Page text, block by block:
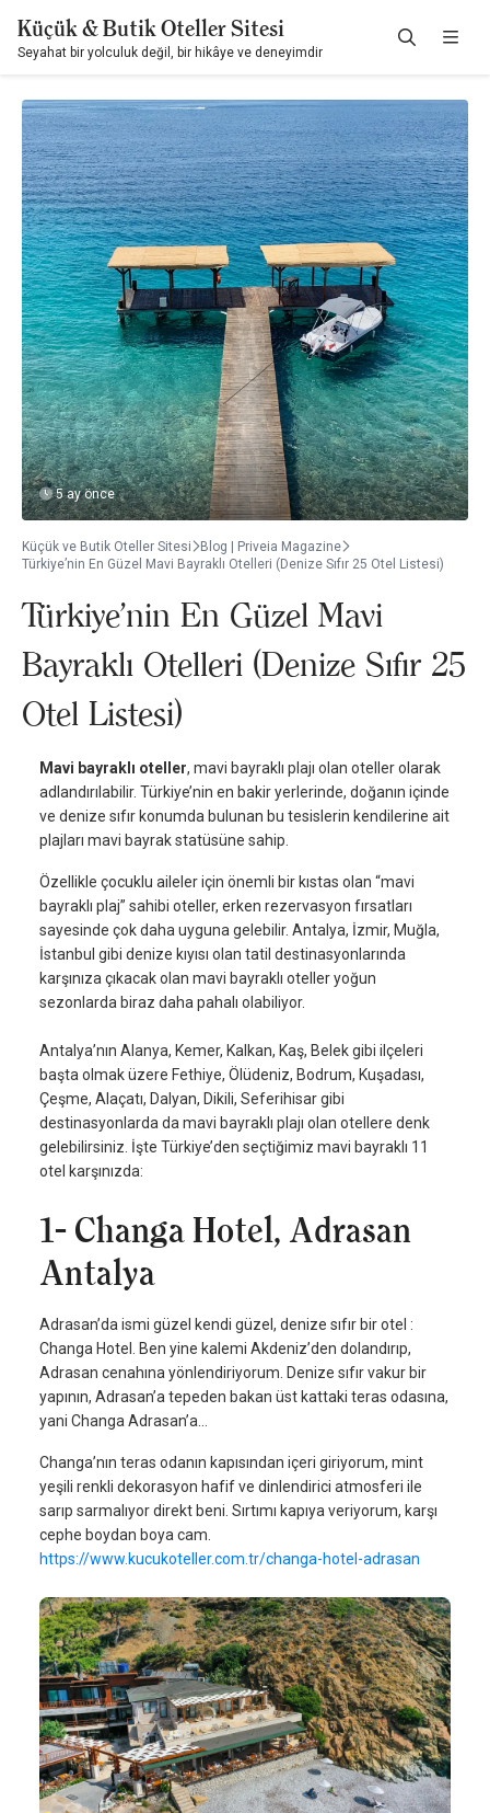
Küçük & Butik Oteller Sitesi
Seyahat bir yolculuk değil, bir hikâye ve deneyimdir
5 ay önce
Küçük ve Butik Oteller Sitesi
Blog | Priveia Magazine
Türkiye’nin En Güzel Mavi Bayraklı Otelleri (Denize Sıfır 25 Otel Listesi)
Türkiye’nin En Güzel Mavi
Bayraklı Otelleri (Denize Sıfır 25
Otel Listesi)
Mavi bayraklı oteller, mavi bayraklı plajı olan oteller olarak
adlandırılabilir. Türkiye’nin en bakir yerlerinde, doğanın içinde
ve denize sıfır konumda bulunan bu tesislerin kendilerine ait
plajları mavi bayrak statüsüne sahip.
Özellikle çocuklu aileler için önemli bir kıstas olan “mavi
bayraklı plaj” sahibi oteller, erken rezervasyon fırsatları
sayesinde çok daha uyguna gelebilir. Antalya, İzmir, Muğla,
İstanbul gibi denize kıyısı olan tatil destinasyonlarında
karşınıza çıkacak olan mavi bayraklı oteller yoğun
sezonlarda biraz daha pahalı olabiliyor.
Antalya’nın Alanya, Kemer, Kalkan, Kaş, Belek gibi ilçeleri
başta olmak üzere Fethiye, Ölüdeniz, Bodrum, Kuşadası,
Çeşme, Alaçatı, Dalyan, Dikili, Seferihisar gibi
destinasyonlarda da mavi bayraklı plajı olan otellere denk
gelebilirsiniz. İşte Türkiye’den seçtiğimiz mavi bayraklı 11
otel karşınızda:
1- Changa Hotel, Adrasan
Antalya
Adrasan’da ismi güzel kendi güzel, denize sıfır bir otel :
Changa Hotel. Ben yine kalemi Akdeniz’den dolandırıp,
Adrasan cenahına yönlendiriyorum. Denize sıfır vakur bir
yapının, Adrasan’a tepeden bakan üst kattaki teras odasına,
yani Changa Adrasan’a…
Changa’nın teras odanın kapısından içeri giriyorum, mint
yeşili renkli dekorasyon hafif ve dinlendirici atmosferi ile
sarıp sarmalıyor direkt beni. Sırtımı kapıya veriyorum, karşı
cephe boydan boya cam.
https://www.kucukoteller.com.tr/changa-hotel-adrasan